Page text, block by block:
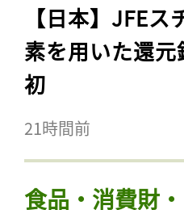
【日本】JFE
素を用いた還
初
21時間前
食品・消費財